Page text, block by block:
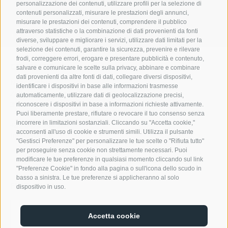
personalizzazione dei contenuti, utilizzare profili per la selezione di
contenuti personalizzati, misurare le prestazioni degli annunci,
misurare le prestazioni dei contenuti, comprendere il pubblico
attraverso statistiche o la combinazione di dati provenienti da fonti
diverse, sviluppare e migliorare i servizi, utilizzare dati limitati per la
selezione dei contenuti, garantire la sicurezza, prevenire e rilevare
frodi, correggere errori, erogare e presentare pubblicità e contenuto,
salvare e comunicare le scelte sulla privacy, abbinare e combinare
dati provenienti da altre fonti di dati, collegare diversi dispositivi,
identificare i dispositivi in base alle informazioni trasmesse
automaticamente, utilizzare dati di geolocalizzazione precisi,
riconoscere i dispositivi in base a informazioni richieste attivamente.
Puoi liberamente prestare, rifiutare o revocare il tuo consenso senza
incorrere in limitazioni sostanziali. Cliccando su "Accetta cookie,"
acconsenti all'uso di cookie e strumenti simili. Utilizza il pulsante
"Gestisci Preferenze" per personalizzare le tue scelte o "Rifiuta tutto"
per proseguire senza cookie non strettamente necessari. Puoi
modificare le tue preferenze in qualsiasi momento cliccando sul link
"Preferenze Cookie" in fondo alla pagina o sull'icona dello scudo in
basso a sinistra. Le tue preferenze si applicheranno al solo
dispositivo in uso.
Accetta cookie
promettente.
Prodotti
CONTATTO
Nivis GmbH
Zona Artigianale Reifenstein 15
39040 Campo di Trens
+39 0472 764 204
info@nivis.it
FIND US ON